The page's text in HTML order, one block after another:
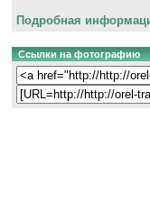
Подробная
Ссылки на фотографию